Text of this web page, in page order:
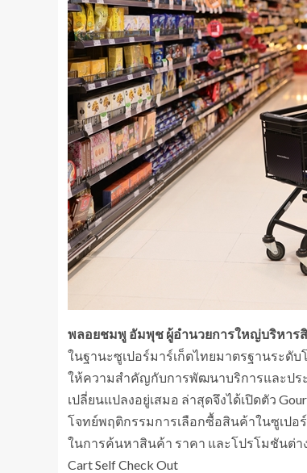
พลอยชมพู อัมพุช ผู้อำนวยการใหญ่บริหาร
ในฐานะซูเปอร์มาร์เก็ตไทยมาตรฐานระ
ให้ความสำคัญกับการพัฒนาบริการและปร
เปลี่ยนแปลงอยู่เสมอ ล่าสุดจึงได้เปิดตัว
โจทย์พฤติกรรมการเลือกซื้อสินค้าในซูเปอ
ในการค้นหาสินค้า ราคา และโปรโมชันต่า
Cart Self Check Out